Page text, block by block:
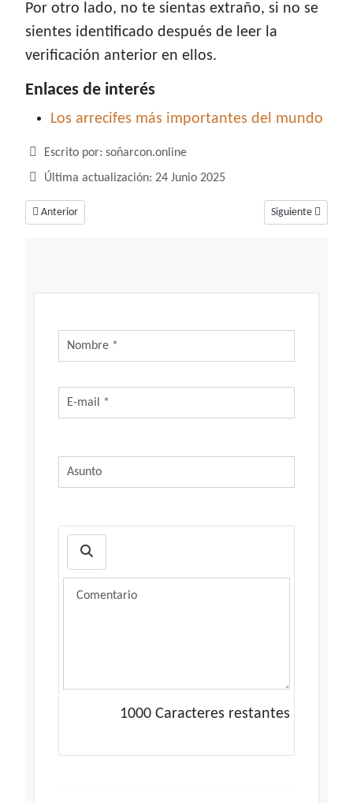
Por otro lado, no te sientas extraño, si no se
sientes identificado después de leer la
verificación anterior en ellos.
Enlaces de interés
Los arrecifes más importantes del mundo
Detalles
Escrito por: soñarcon.online
Última actualización: 24 Junio 2025
Artículo anterior: Soñar con crucifijos, hemos mejorado un aspecto de
Anterior Artículo siguiente:
Siguiente
1000 Caracteres restantes